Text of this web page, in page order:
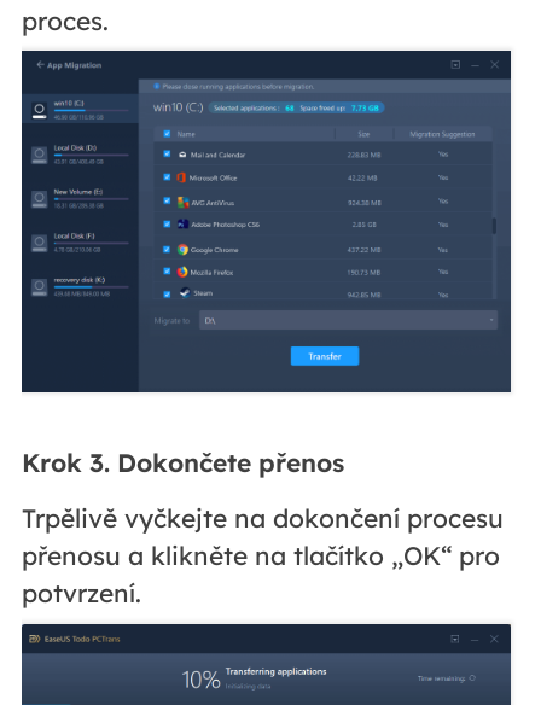
proces.
Krok 3. Dokončete přenos
Trpělivě vyčkejte na dokončení procesu
přenosu a klikněte na tlačítko „OK“ pro
potvrzení.